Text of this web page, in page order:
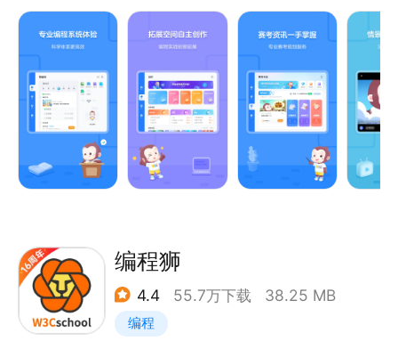
系”（Cognition ：提升底层认知能力；Complex
Thinking ：锻炼复合思维能力；Confidence & Driver
：促进自我效能；Cross-discipline ：赋能学科融
合），成功引领青少年AI教育新范式。
【内容体系全面】
内容的设计理念上将计算思维全面应用到了编程的各个
应用。
【体验模式多元】
采用双重结合的模式，同时配备丰富的拓展内容，充分
考虑了不同孩子间的习惯差异。
编程狮
4.4 55.7万下载 38.25 MB
编程